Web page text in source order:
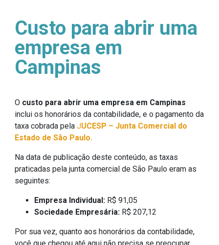
Custo para abrir uma
empresa em
Campinas
O custo para abrir uma empresa em Campinas
inclui os honorários da contabilidade, e o pagamento da
taxa cobrada pela JUCESP – Junta Comercial do
Estado de São Paulo.
Na data de publicação deste conteúdo, as taxas
praticadas pela junta comercial de São Paulo eram as
seguintes:
Empresa Individual: R$ 91,05
Sociedade Empresária: R$ 207,12
Por sua vez, quanto aos honorários da contabilidade,
você que chegou até aqui não precisa se preocupar,